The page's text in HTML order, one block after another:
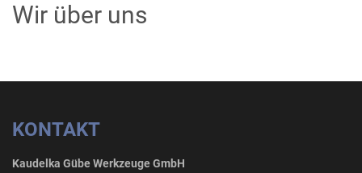
Wir über uns
KONTAKT
Kaudelka Gübe Werkzeuge GmbH